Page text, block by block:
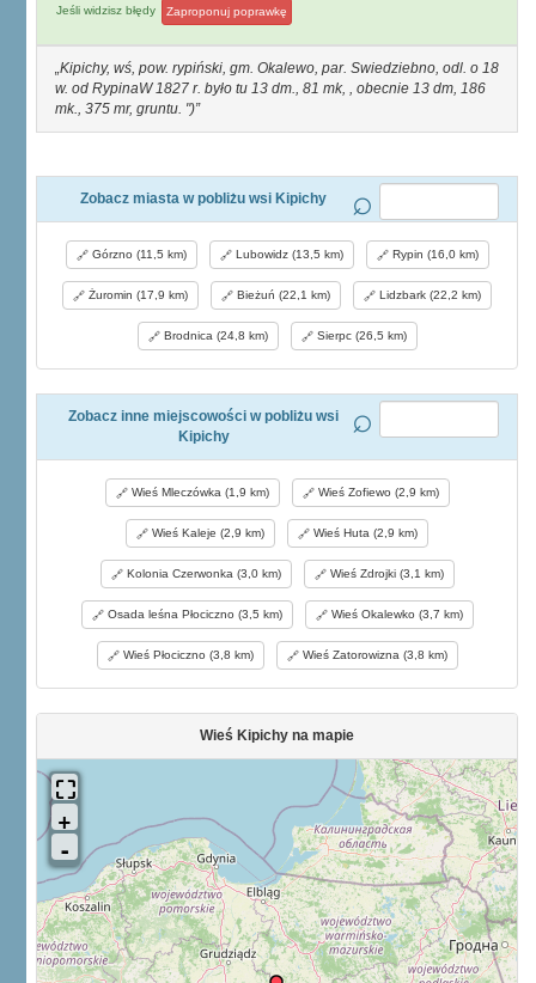
Jeśli widzisz błędy Zaproponuj poprawkę
Kipichy, wś, pow. rypiński, gm. Okalewo, par. Swiedziebno, odl. o 18
w. od RypinaW 1827 r. było tu 13 dm., 81 mk, , obecnie 13 dm, 186
mk., 375 mr, gruntu. ")
Zobacz miasta w pobliżu wsi Kipichy
Górzno (11,5 km) Lubowidz (13,5 km) Rypin (16,0 km)
Żuromin (17,9 km) Bieżuń (22,1 km) Lidzbark (22,2 km)
Brodnica (24,8 km) Sierpc (26,5 km)
Zobacz inne miejscowości w pobliżu wsi
Kipichy
Wieś Mleczówka (1,9 km) Wieś Zofiewo (2,9 km)
Wieś Kaleje (2,9 km) Wieś Huta (2,9 km)
Kolonia Czerwonka (3,0 km) Wieś Zdrojki (3,1 km)
Osada leśna Płociczno (3,5 km) Wieś Okalewko (3,7 km)
Wieś Płociczno (3,8 km) Wieś Zatorowizna (3,8 km)
Wieś Kipichy na mapie